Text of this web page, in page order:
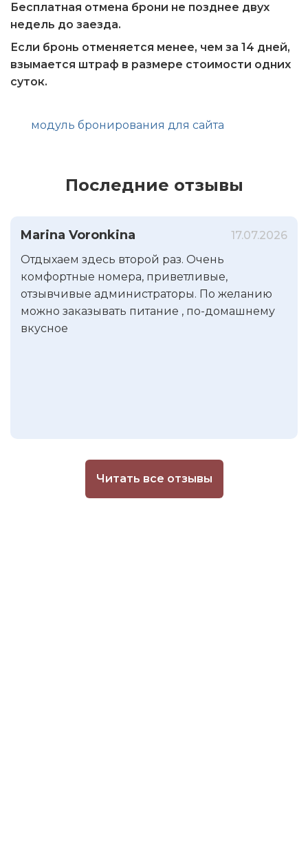
Бесплатная отмена брони не позднее двух
недель до заезда.
Если бронь отменяется менее, чем за 14 дней,
взымается штраф в размере стоимости одних
суток.
модуль бронирования для сайта
Последние отзывы
Marina Voronkina
17.07.2026
Отдыхаем здесь второй раз. Очень
комфортные номера, приветливые,
отзывчивые администраторы. По желанию
можно заказывать питание , по-домашнему
вкусное
Читать все отзывы